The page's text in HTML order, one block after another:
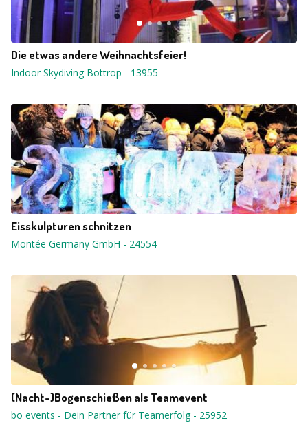
Die etwas andere Weihnachtsfeier!
Indoor Skydiving Bottrop - 13955
Eisskulpturen schnitzen
Montée Germany GmbH - 24554
(Nacht-)Bogenschießen als Teamevent
bo events - Dein Partner für Teamerfolg- 25952